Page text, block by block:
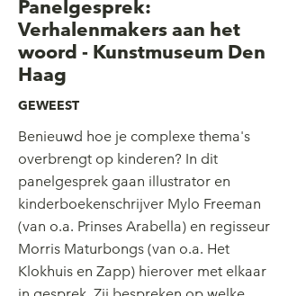
Panelgesprek:
Verhalenmakers aan het
woord - Kunstmuseum Den
Haag
GEWEEST
Benieuwd hoe je complexe thema's
overbrengt op kinderen? In dit
panelgesprek gaan illustrator en
kinderboekenschrijver Mylo Freeman
(van o.a. Prinses Arabella) en regisseur
Morris Maturbongs (van o.a. Het
Klokhuis en Zapp) hierover met elkaar